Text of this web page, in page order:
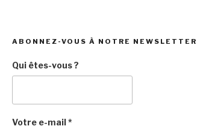
ABONNEZ-VOUS À NOTRE NEWSLETTER
Qui êtes-vous ?
Votre e-mail*